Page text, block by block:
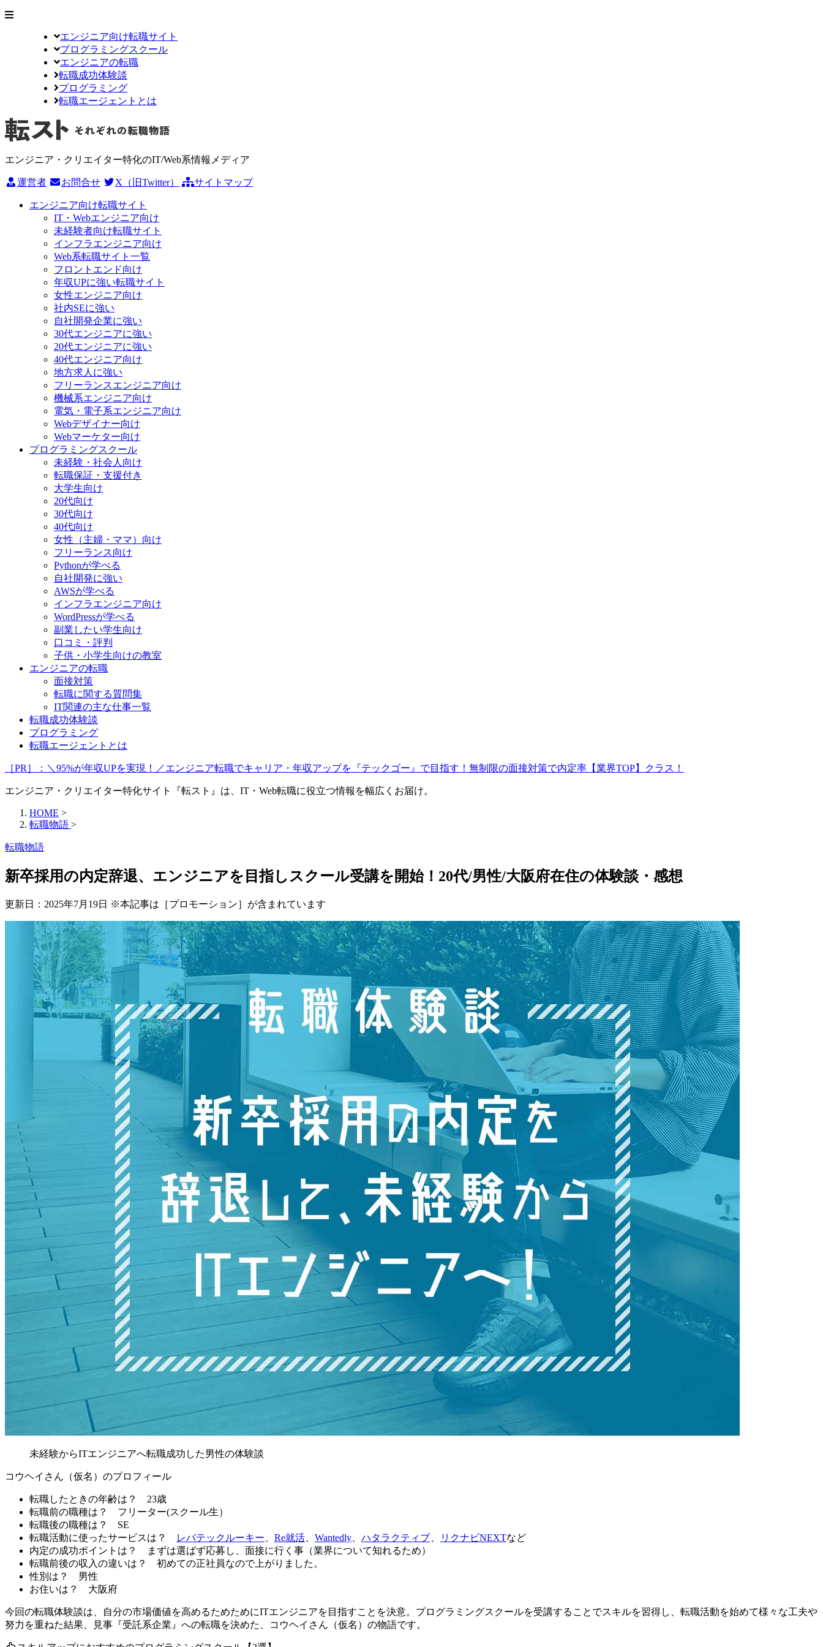
エンジニア向け転職サイト
プログラミングスクール
エンジニアの転職
転職成功体験談
プログラミング
転職エージェントとは
エンジニア・クリエイター特化のIT/Web系情報メディア
運営者 お問合せ X（旧Twitter） サイトマップ
エンジニア向け転職サイト
IT・Webエンジニア向け
未経験者向け転職サイト
インフラエンジニア向け
Web系転職サイト一覧
フロントエンド向け
年収UPに強い転職サイト
女性エンジニア向け
社内SEに強い
自社開発企業に強い
30代エンジニアに強い
20代エンジニアに強い
40代エンジニア向け
地方求人に強い
フリーランスエンジニア向け
機械系エンジニア向け
電気・電子系エンジニア向け
Webデザイナー向け
Webマーケター向け
プログラミングスクール
未経験・社会人向け
転職保証・支援付き
大学生向け
20代向け
30代向け
40代向け
女性（主婦・ママ）向け
フリーランス向け
Pythonが学べる
自社開発に強い
AWSが学べる
インフラエンジニア向け
WordPressが学べる
副業したい学生向け
口コミ・評判
子供・小学生向けの教室
エンジニアの転職
面接対策
転職に関する質問集
IT関連の主な仕事一覧
転職成功体験談
プログラミング
転職エージェントとは
［PR］：＼95%が年収UPを実現！／エンジニア転職でキャリア・年収アップを『テックゴー』で目指す！無制限の面接対策で内定率【業界TOP】クラス！
エンジニア・クリエイター特化サイト『転スト』は、IT・Web転職に役立つ情報を幅広くお届け。
HOME >
転職物語 >
転職物語
新卒採用の内定辞退、エンジニアを目指しスクール受講を開始！20代/男性/大阪府在住の体験談・感想
更新日： 2025年7月19日 ※本記事は［プロモーション］が含まれています
未経験からITエンジニアへ転職成功した男性の体験談
コウヘイさん（仮名）のプロフィール
転職したときの年齢は？ 23歳
転職前の職種は？ フリーター(スクール生）
転職後の職種は？ SE
転職活動に使ったサービスは？
レバテックルーキー Re就活 Wantedly ハタラクティブ リクナビNEXTなど
内定の成功ポイントは？
まずは選ばず応募し、面接に行く事（業界について知れるため）
転職前後の収入の違いは？ 初めての正社員なので上がりました。
性別は？ 男性
お住いは？ 大阪府
今回の転職体験談は、自分の市場価値を高めるためためにITエンジニアを目指すことを決意。プログラミングスクールを受講することでスキルを習得し、転職活動を始めて様々な工夫や
努力を重ねた結果、見事『受託系企業』への転職を決めた、コウヘイさん（仮名）の物語です。